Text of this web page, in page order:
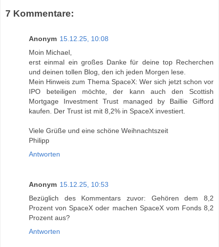
7 Kommentare:
Anonym 15.12.25, 10:08
Moin Michael,
erst einmal ein großes Danke für deine top Recherchen
und deinen tollen Blog, den ich jeden Morgen lese.
Mein Hinweis zum Thema SpaceX: Wer sich jetzt schon vor
IPO beteiligen möchte, der kann auch den Scottish
Mortgage Investment Trust managed by Baillie Gifford
kaufen. Der Trust ist mit 8,2% in SpaceX investiert.
Viele Grüße und eine schöne Weihnachtszeit
Philipp
Antworten
Anonym 15.12.25, 10:53
Bezüglich des Kommentars zuvor: Gehören dem 8,2
Prozent von SpaceX oder machen SpaceX vom Fonds 8,2
Prozent aus?
Antworten